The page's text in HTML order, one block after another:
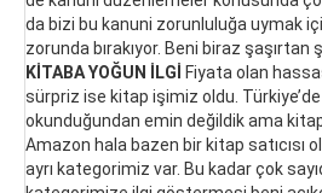
da bizi bu kanuni zorunluluğa uymak
zorunda bırakıyor. Beni biraz şaşırtan
KİTABA YOĞUN İLGİ
Fiyata olan
sürpriz ise kitap işimiz oldu.
okunduğundan emin değildik ama
Amazon hala bazen bir kitap satıcısı
ayrı kategorimiz var. Bu kadar çok